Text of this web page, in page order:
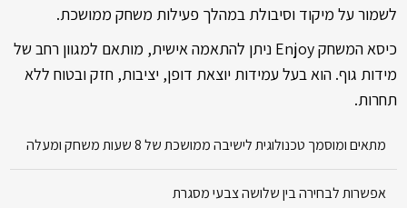
לשמור על מיקוד וסיבולת במהלך פעילות משחק ממושכת.
כיסא המשחק Enjoy ניתן להתאמה אישית, מותאם למגוון רחב של
מידות גוף. הוא בעל עמידות יוצאת דופן, יציבות, חזק ובטוח ללא
תחרות.
מתאים ומוסמך טכנולוגית לישיבה ממושכת של 8 שעות משחק ומעלה
אפשרות לבחירה בין שלושה צבעי מסגרת